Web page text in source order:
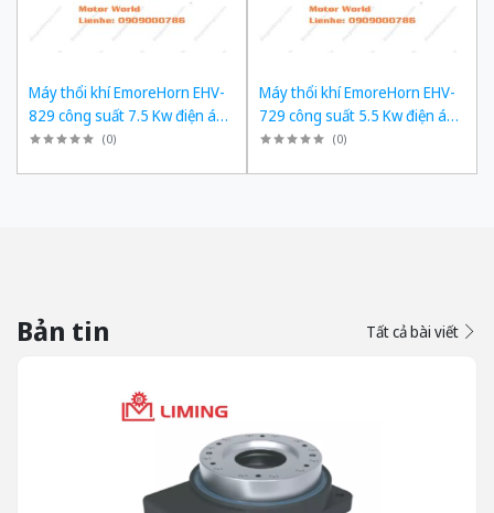
Máy thổi khí EmoreHorn EHV-
829 công suất 7.5 Kw điện áp
3pha 380VAC, 50Hz
(0)
Máy thổi khí EmoreHorn EHV-
729 công suất 5.5 Kw điện áp
3pha 380VAC, 50Hz
(0)
Bản tin Tất cả bài viết